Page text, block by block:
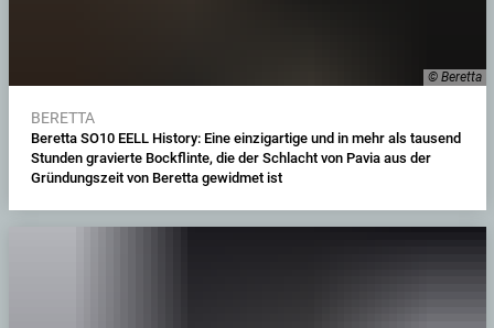
© Beretta
BERETTA
Beretta SO10 EELL History: Eine einzigartige und in mehr als tausend
Stunden gravierte Bockflinte, die der Schlacht von Pavia aus der
Gründungszeit von Beretta gewidmet ist